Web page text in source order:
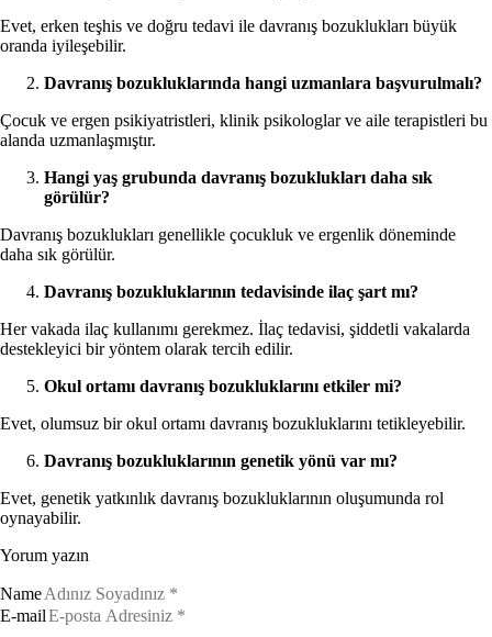
Evet, erken teşhis ve doğru tedavi ile davranış bozuklukları büyük
oranda iyileşebilir.
Davranış bozukluklarında hangi uzmanlara başvurulmalı?
Çocuk ve ergen psikiyatristleri, klinik psikologlar ve aile terapistleri bu
alanda uzmanlaşmıştır.
Hangi yaş grubunda davranış bozuklukları daha sık
görülür?
Davranış bozuklukları genellikle çocukluk ve ergenlik döneminde
daha sık görülür.
Davranış bozukluklarının tedavisinde ilaç şart mı?
Her vakada ilaç kullanımı gerekmez. İlaç tedavisi, şiddetli vakalarda
destekleyici bir yöntem olarak tercih edilir.
Okul ortamı davranış bozukluklarını etkiler mi?
Evet, olumsuz bir okul ortamı davranış bozukluklarını tetikleyebilir.
Davranış bozukluklarının genetik yönü var mı?
Evet, genetik yatkınlık davranış bozukluklarının oluşumunda rol
oynayabilir.
Yorum yazın
Name
E-mail